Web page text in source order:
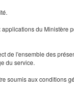
du Ministère
de l'ensemble des
du service.
soumis aux conditions